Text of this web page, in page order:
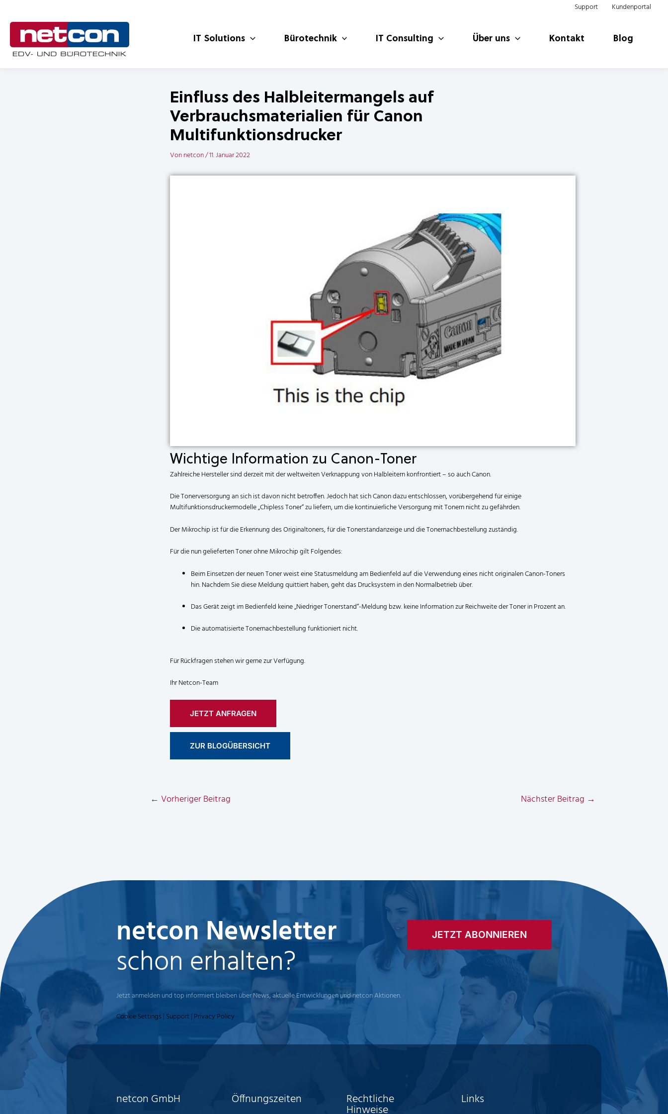
springen
Support Kundenportal
IT Solutions Bürotechnik IT Consulting Über uns Kontakt Blog
Einfluss des Halbleitermangels auf
Verbrauchsmaterialien für Canon
Multifunktionsdrucker
Vonnetcon/11. Januar 2022
Wichtige Information zu Canon-Toner
Zahlreiche Hersteller sind derzeit mit der weltweiten Verknappung von Halbleitern konfrontiert – so auch Canon.
Die Tonerversorgung an sich ist davon nicht betroffen. Jedoch hat sich Canon dazu entschlossen, vorübergehend für einige
Multifunktionsdruckermodelle „Chipless Toner“ zu liefern, um die kontinuierliche Versorgung mit Tonern nicht zu gefährden.
Der Mikrochip ist für die Erkennung des Originaltoners, für die Tonerstandanzeige und die Tonernachbestellung zuständig.
Für die nun gelieferten Toner ohne Mikrochip gilt Folgendes:
Beim Einsetzen der neuen Toner weist eine Statusmeldung am Bedienfeld auf die Verwendung eines nicht originalen Canon-Toners
hin. Nachdem Sie diese Meldung quittiert haben, geht das Drucksystem in den Normalbetrieb über.
Das Gerät zeigt im Bedienfeld keine „Niedriger Tonerstand“-Meldung bzw. keine Information zur Reichweite der Toner in Prozent an.
Die automatisierte Tonernachbestellung funktioniert nicht.
Für Rückfragen stehen wir gerne zur Verfügung.
Ihr Netcon-Team
JETZT ANFRAGEN
ZUR BLOGÜBERSICHT
← Vorheriger Beitrag Nächster Beitrag →
netcon Newsletter
schon erhalten?
Jetzt anmelden und top informiert bleiben über News, aktuelle Entwicklungen und netcon Aktionen.
Cookie Settings | Support| Privacy Policy
JETZT ABONNIEREN
netcon GmbH Öffnungszeiten Rechtliche
Hinweise
Links